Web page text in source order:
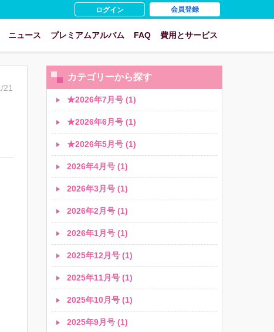
ログイン 会員登録
ニュース プレミアムアルバム FAQ 費用とサービス
21
カテゴリーから探す
★2026年7月号 (1)
★2026年6月号 (1)
★2026年5月号 (1)
2026年4月号 (1)
2026年3月号 (1)
2026年2月号 (1)
2026年1月号 (1)
2025年12月号 (1)
2025年11月号 (1)
2025年10月号 (1)
2025年9月号 (1)